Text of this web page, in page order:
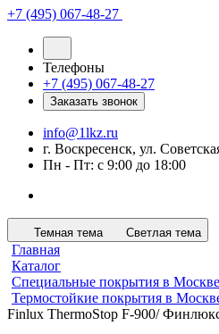
+7 (495) 067-48-27
Телефоны
+7 (495) 067-48-27
Заказать звонок
info@1lkz.ru
г. Воскресенск, ул.
Пн - Пт: с 9:00 до 18:00
Темная тема Светлая тема
Главная
Каталог
Специальные покрытия в Москве
Термостойкие покрытия в
Finlux ThermoStop F-900/